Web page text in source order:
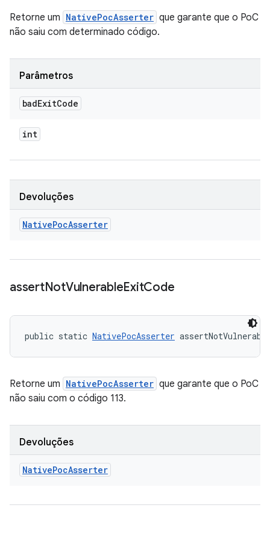
Retorne um NativePocAsserter que garante que o PoC
não saiu com determinado código.
Parâmetros
badExitCode
int
Devoluções
NativePocAsserter
assertNotVulnerableExitCode
public static NativePocAsserter
Retorne um NativePocAsserter que garante que o PoC
não saiu com o código 113.
Devoluções
NativePocAsserter